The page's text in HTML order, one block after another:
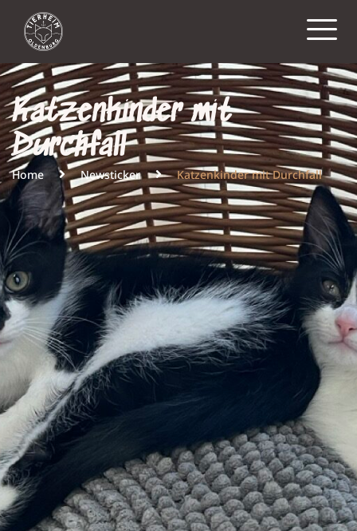
Katzenkinder mit
Durchfall
Home Newsticker Katzenkinder mit Durchfall